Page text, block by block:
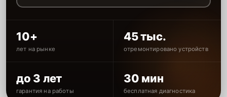
10+
лет на рынке
45 тыс.
отремонтировано устройств
до 3 лет
гарантия на работы
30 мин
бесплатная диагностика